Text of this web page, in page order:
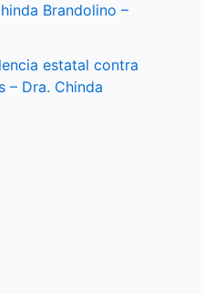
Brandolino –
estatal contra
– Dra. Chinda